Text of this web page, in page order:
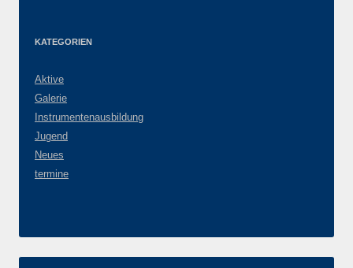
KATEGORIEN
Aktive
Galerie
Instrumentenausbildung
Jugend
Neues
termine